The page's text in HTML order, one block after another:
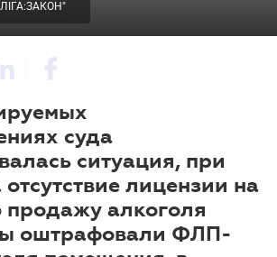
суда
ситуация, при
отсутствие лицензии на
продажу алкоголя
оштрафовали ФЛП-